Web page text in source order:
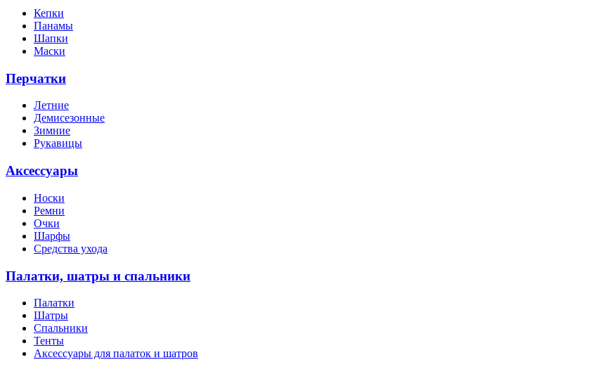
Кепки
Панамы
Шапки
Маски
Перчатки
Летние
Демисезонные
Зимние
Рукавицы
Аксессуары
Носки
Ремни
Очки
Шарфы
Средства ухода
Палатки, шатры и спальники
Палатки
Шатры
Спальники
Тенты
Аксессуары для палаток и шатров